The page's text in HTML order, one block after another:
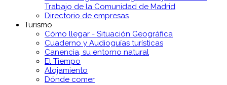
Trabajo de la Comunidad de Madrid
Directorio de empresas
Turismo
Cómo llegar - Situación Geográfica
Cuaderno y Audioguías turísticas
Canencia, su entorno natural
El Tiempo
Alojamiento
Dónde comer